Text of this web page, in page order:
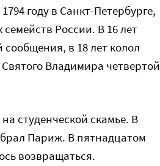
году в Санкт-Петербурге,
России. В 16 лет
в 18 лет колол
Владимира четвертой
студенческой скамье. В
Париж. В пятнадцатом
возвращаться.